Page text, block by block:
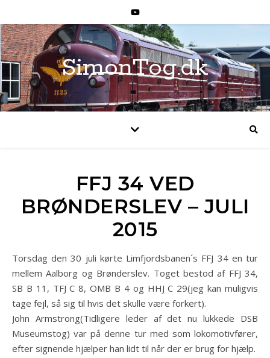
SimonTog.dk
FFJ 34 VED
BRØNDERSLEV – JULI
2015
Torsdag den 30 juli kørte Limfjordsbanen´s FFJ 34 en tur
mellem Aalborg og Brønderslev. Toget bestod af FFJ 34,
SB B 11, TFJ C 8, OMB B 4 og HHJ C 29(jeg kan muligvis
tage fejl, så sig til hvis det skulle være forkert).
John Armstrong(Tidligere leder af det nu lukkede DSB
Museumstog) var på denne tur med som lokomotivfører,
efter signende hjælper han lidt til når der er brug for hjælp.